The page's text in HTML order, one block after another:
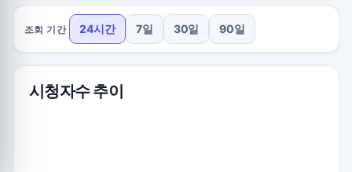
조회 기간 24시간 7일 30일 90일
시청자수 추이